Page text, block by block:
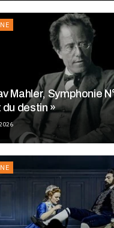
Mahler, Symphonie
du destin »